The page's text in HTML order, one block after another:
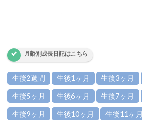
月齢別成長日記はこちら
生後2週間 生後1ヶ月 生後3ヶ月
生後5ヶ月 生後6ヶ月 生後7ヶ月
生後9ヶ月 生後10ヶ月 生後11ヶ月